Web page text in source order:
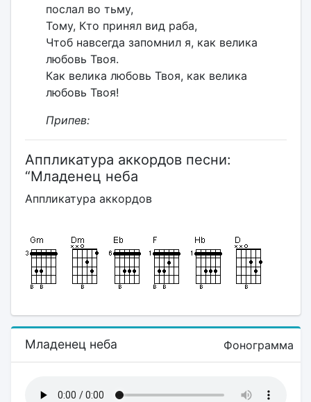
послал во тьму,
Тому, Кто принял вид раба,
Чтоб навсегда запомнил я, как велика
любовь Твоя.
Как велика любовь Твоя, как велика
любовь Твоя!
Припев:
Аппликатура аккордов песни:
“Младенец неба
Аппликатура аккордов
Младенец неба Фонограмма